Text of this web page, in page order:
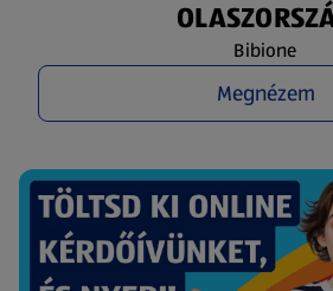
Bibione
Megnézem